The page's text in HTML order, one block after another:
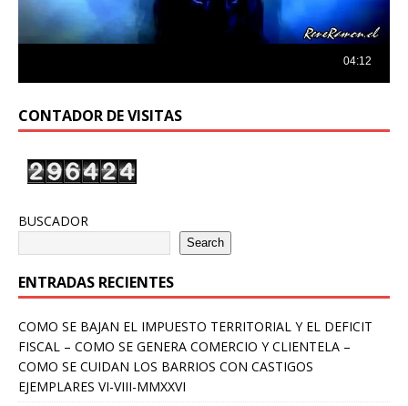
CONTADOR DE VISITAS
BUSCADOR
Search
ENTRADAS RECIENTES
COMO SE BAJAN EL IMPUESTO TERRITORIAL Y EL DEFICIT
FISCAL – COMO SE GENERA COMERCIO Y CLIENTELA –
COMO SE CUIDAN LOS BARRIOS CON CASTIGOS
EJEMPLARES VI-VIII-MMXXVI